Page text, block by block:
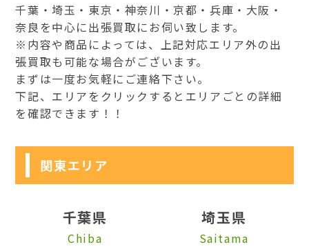
千葉・埼玉・東京・神奈川・京都・兵庫・大阪・
奈良を中心に出張買取にお伺い致します。
※内容や商品によっては、上記対応エリア外の出
張買取も可能な場合がございます。
まずは一度お気軽にご連絡下さい。
下記、エリアをクリックするとエリアごとの詳細
を確認できます！！
関東エリア
千葉県
Chiba
埼玉県
Saitama